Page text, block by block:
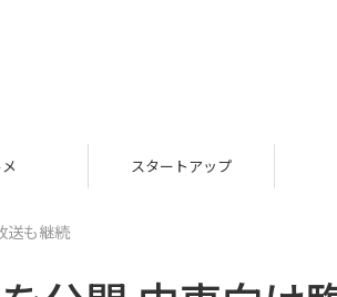
スタートアップ
送も継続